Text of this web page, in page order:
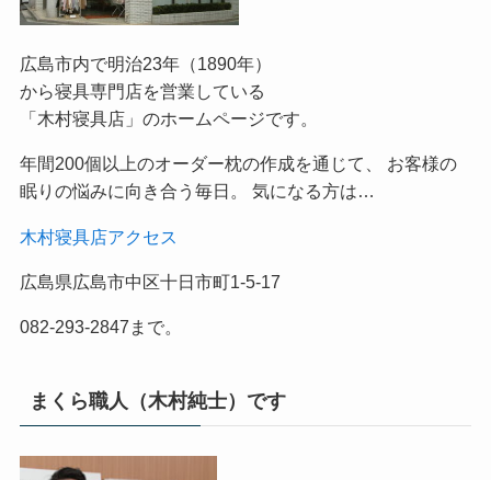
広島市内で明治23年（1890年）
から寝具専門店を営業している
「木村寝具店」のホームページです。
年間200個以上のオーダー枕の作成を通じて、 お客様の
眠りの悩みに向き合う毎日。 気になる方は…
木村寝具店アクセス
広島県広島市中区十日市町1-5-17
082-293-2847まで。
まくら職人（木村純士）です